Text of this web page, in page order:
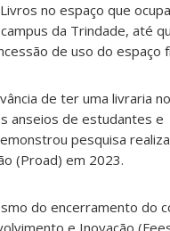
no espaço que
da Trindade, até
de uso do espaço
de ter uma livraria no
anseios de estudantes e
pesquisa
(Proad) em 2023.
do encerramento do